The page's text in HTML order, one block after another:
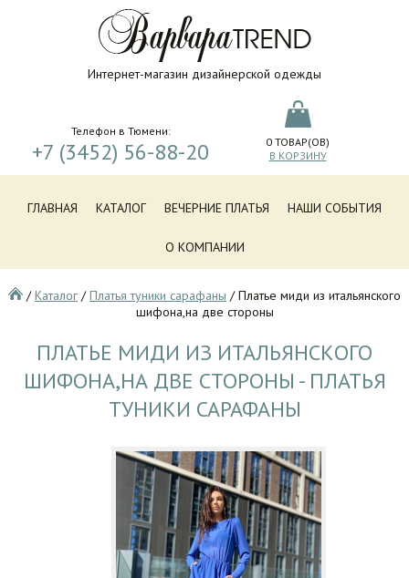
Интернет-магазин дизайнерской одежды
Телефон в Тюмени:
+7 (3452) 56-88-20 0 ТОВАР(ОВ)
В КОРЗИНУ
ГЛАВНАЯ КАТАЛОГ ВЕЧЕРНИЕ ПЛАТЬЯ НАШИ СОБЫТИЯ
О КОМПАНИИ
/Каталог /Платья туники сарафаны /Платье миди из итальянского
шифона,на две стороны
ПЛАТЬЕ МИДИ ИЗ ИТАЛЬЯНСКОГО
ШИФОНА,НА ДВЕ СТОРОНЫ - ПЛАТЬЯ
ТУНИКИ САРАФАНЫ